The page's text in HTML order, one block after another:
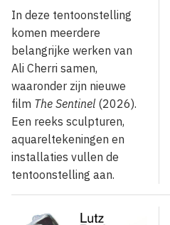
In deze tentoonstelling
komen meerdere
belangrijke werken van
Ali Cherri samen,
waaronder zijn nieuwe
film The Sentinel (2026).
Een reeks sculpturen,
aquareltekeningen en
installaties vullen de
tentoonstelling aan.